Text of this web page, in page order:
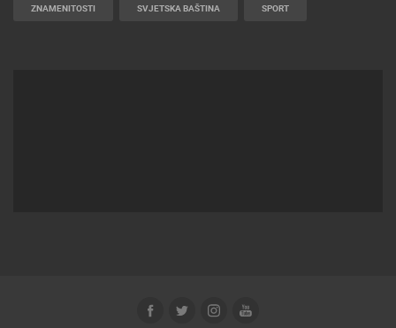
ZNAMENITOSTI SVJETSKA BAŠTINA SPORT